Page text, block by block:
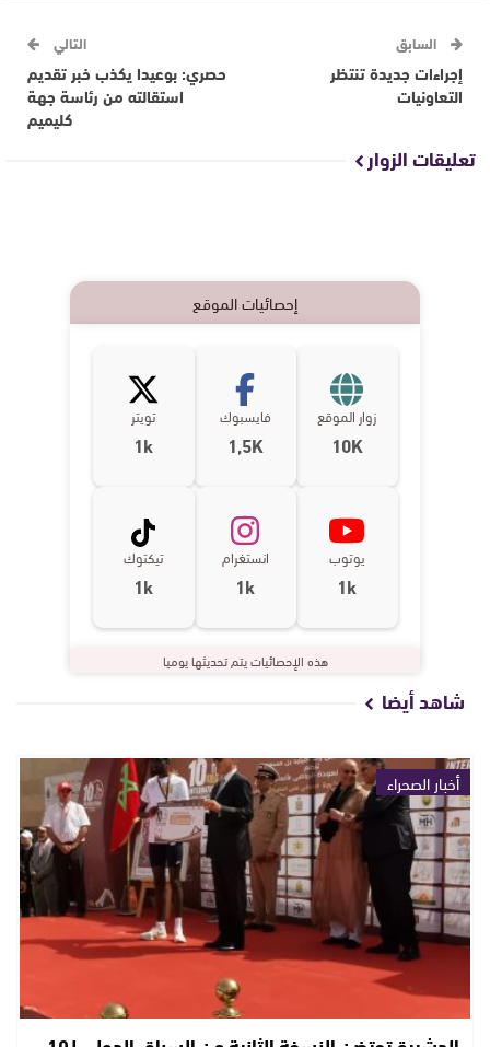
السابق
إجراءات جديدة تنتظر
التعاونيات
التالي
حصري: بوعيدا يكذب خبر تقديم
استقالته من رئاسة جهة
كليميم‎
تعليقات الزوار
إحصائيات الموقع
زوار الموقع
10K
فايسبوك
1,5K
تويتر
1k
يوتوب
1k
انستغرام
1k
تيكتوك
1k
هذه الإحصائيات يتم تحديثها يوميا
شاهد أيضا
أخبار الصحراء